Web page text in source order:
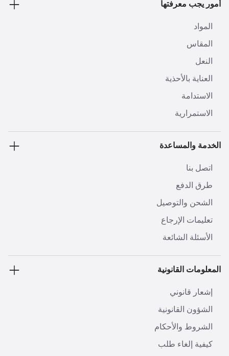
أمور يجب معرفتها
المواد
المقاس
النعل
العناية بالأحذية
الاستدامة
الاستمرارية
الخدمة والمساعدة
اتصل بنا
طرق الدفع
الشحن والتوصيل
تعليمات الإرجاع
الأسئلة الشائعة
المعلومات القانونية
إشعار قانوني
الشؤون القانونية
الشروط والأحكام
كيفية إلغاء طلب